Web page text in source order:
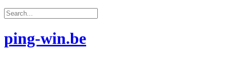
ping-win.be